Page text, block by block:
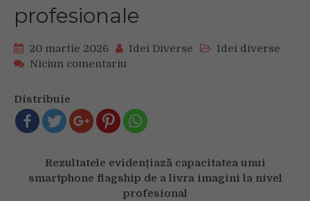
profesionale
20 martie 2026 Idei Diverse
Idei diverse
Niciun comentariu
Pro
își
confirmă
în
comparații
cu
Distribuie
Rezultatele evidențiază capacitatea unui
smartphone flagship de a livra imagini la nivel
profesional